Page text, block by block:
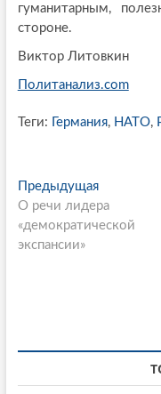
гуманитарным,
стороне.
Виктор Литовкин
Политанализ.com
Теги: Германия, НАТО,
P
o
s
v
ПредыдущаяП
р
е
О речи лидера
«демократической
экспансии»